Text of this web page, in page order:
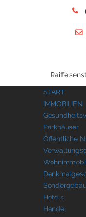
START
IMMOBILIEN
Parkhäuser
Öffentliche
Hotels
Handel